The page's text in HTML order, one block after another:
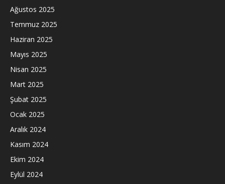
Ağustos 2025
Temmuz 2025
Haziran 2025
Mayıs 2025
Nisan 2025
Mart 2025
Şubat 2025
Ocak 2025
Aralık 2024
Kasım 2024
Ekim 2024
Eylül 2024